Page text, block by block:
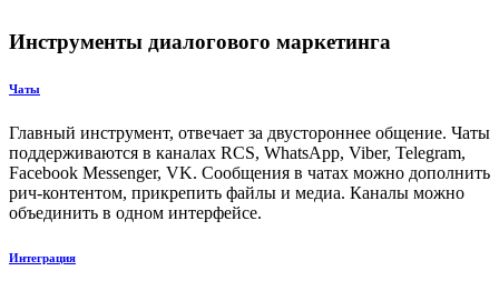
Инструменты диалогового маркетинга
Чаты
Главный инструмент, отвечает за двустороннее общение. Чаты
поддерживаются в каналах RCS, WhatsApp, Viber, Telegram,
Facebook Messenger, VK. Сообщения в чатах можно дополнить
рич-контентом, прикрепить файлы и медиа. Каналы можно
объединить в одном интерфейсе.
Интеграция